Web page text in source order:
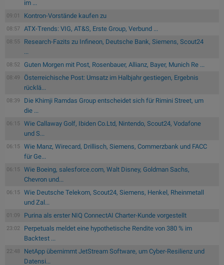
im ...
09:01 Kontron-Vorstände kaufen zu
08:57 ATX-Trends: VIG, AT&S, Erste Group, Verbund ...
08:55
Research-Fazits zu Infineon, Deutsche Bank, Siemens, Scout24
...
08:52 Guten Morgen mit Post, Rosenbauer, Allianz, Bayer, Munich Re ...
08:49
Österreichische Post: Umsatz im Halbjahr gestiegen, Ergebnis
rücklä...
08:39
Die Khimji Ramdas Group entscheidet sich für Rimini Street, um
die ...
06:15
Wie Callaway Golf, Ibiden Co.Ltd, Nintendo, Scout24, Vodafone
und S...
06:15
Wie Manz, Wirecard, Drillisch, Siemens, Commerzbank und FACC
für Ge...
06:15
Wie Boeing, salesforce.com, Walt Disney, Goldman Sachs,
Chevron und...
06:15
Wie Deutsche Telekom, Scout24, Siemens, Henkel, Rheinmetall
und Zal...
01:09 Purina als erster NIQ ConnectAI Charter-Kunde vorgestellt
23:02
Perpetuals meldet eine hypothetische Rendite von 380 % im
Backtest ...
22:48
NetApp übernimmt JetStream Software, um Cyber-Resilienz und
Datensi...